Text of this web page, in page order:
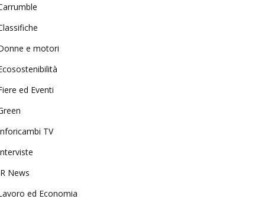
e motori
ed Eventi
TV
News
ed Economia